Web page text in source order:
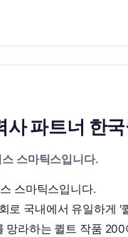
사 파트너 한
스마틱스입니다.
스마틱스입니다.
로 국내에서 유일하게
망라하는 퀼트 작품